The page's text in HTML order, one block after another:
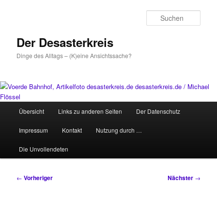
Der Desasterkreis
Dinge des Alltags – (K)eine Ansichtssache?
HauptmenüÜbersicht Links zu anderen Seiten Der Datenschutz
Impressum Kontakt Nutzung durch …
Die Unvollendeten
Beitragsnavigation
← Vorheriger Nächster →